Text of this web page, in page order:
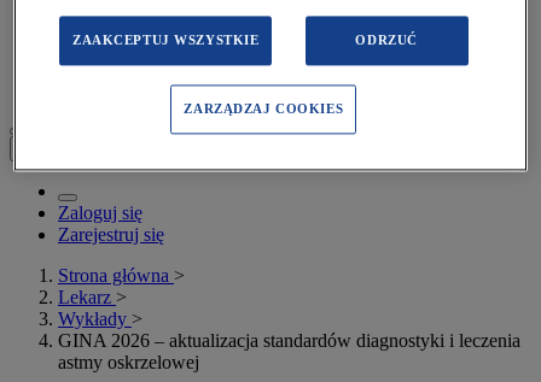
Quizy
Konkursy
Webinary
Poradniki
Zaloguj się
Zarejestruj się
Strona główna >
Lekarz >
Wykłady >
GINA 2026 – aktualizacja standardów diagnostyki i leczenia
astmy oskrzelowej
ZAAKCEPTUJ WSZYSTKIE ODRZUĆ
ZARZĄDZAJ COOKIES